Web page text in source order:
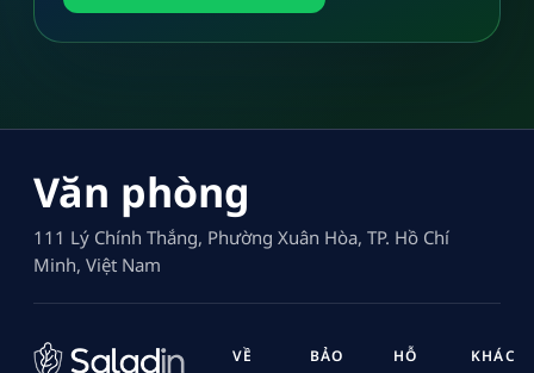
Văn phòng
111 Lý Chính Thắng, Phường Xuân Hòa, TP. Hồ Chí
Minh, Việt Nam
VỀ
BẢO
HỖ
KHÁC